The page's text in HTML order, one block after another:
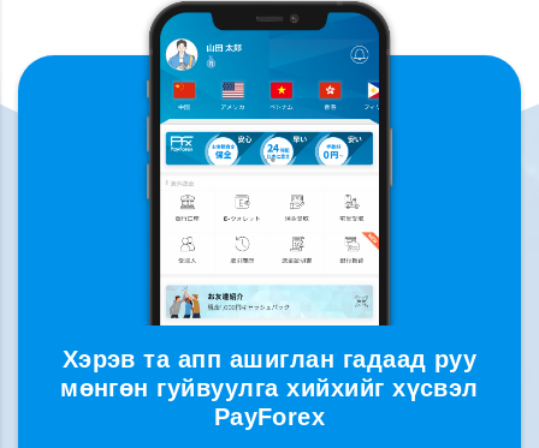
Хэрэв та апп ашиглан гадаад руу
мөнгөн гуйвуулга хийхийг хүсвэл
PayForex